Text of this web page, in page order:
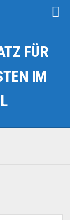
FÜR
IM